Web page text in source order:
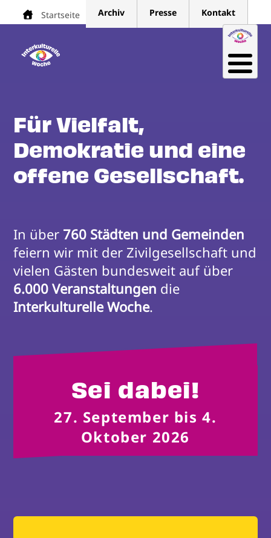
Direkt
Pfadnavigation
Startseite Archiv Presse Kontakt
Für Vielfalt,
Demokratie und eine
offene Gesellschaft.
In über 760 Städten und Gemeinden
feiern wir mit der Zivilgesellschaft und
6.000 Veranstaltungen
Interkulturelle Woche.
Sei dabei!
27. September bis 4.
Oktober 2026